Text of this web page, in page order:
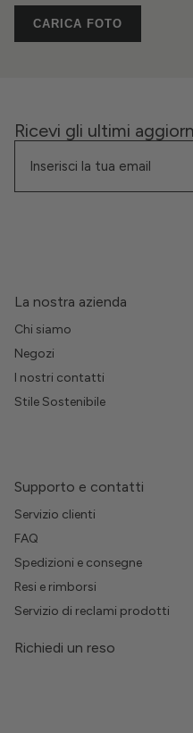
CARICA FOTO
Ricevi gli ultimi
La nostra azienda
Chi siamo
Negozi
I nostri contatti
Stile Sostenibile
Supporto e contatti
Servizio clienti
FAQ
Spedizioni e consegne
Resi e rimborsi
Servizio di reclami prodotti
Richiedi un reso